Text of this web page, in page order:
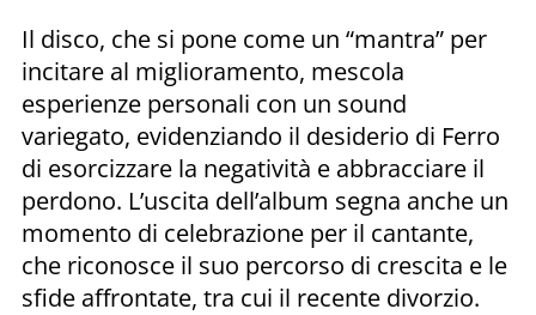
Il disco, che si pone come un “mantra” per
incitare al miglioramento, mescola
esperienze personali con un sound
variegato, evidenziando il desiderio di Ferro
di esorcizzare la negatività e abbracciare il
perdono. L’uscita dell’album segna anche un
momento di celebrazione per il cantante,
che riconosce il suo percorso di crescita e le
sfide affrontate, tra cui il recente divorzio.